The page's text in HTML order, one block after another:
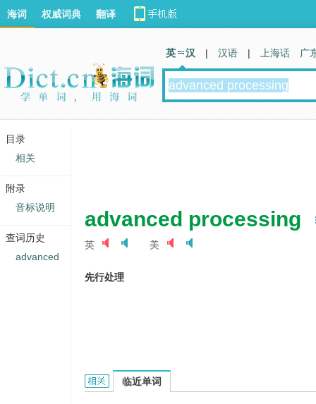
advanced processing
英 美
先行处理
advanced processing的相关资料：
临近单词
海词 权威词典 翻译
英 汉 | 汉语 | 上海话 广
目录
相关
附录
音标说明
查词历史
advanced